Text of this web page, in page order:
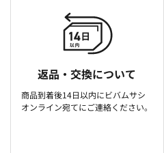
返品・交換について
商品到着後14日以内にビバムサシ
オンライン宛てにご連絡ください。